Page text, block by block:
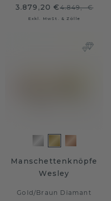
3.879,20 €4.849,- €
Exkl. MwSt. & Zölle
Manschettenknöpfe
Wesley
Gold/Braun Diamant